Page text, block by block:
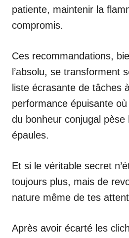
patiente, maintenir la
compromis.
Ces recommandations,
l’absolu, se transforment
liste écrasante de tâches
performance épuisante
du bonheur conjugal
épaules.
Et si le véritable secret
toujours plus, mais de
nature même de tes
Après avoir écarté les